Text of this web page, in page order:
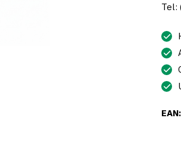
Tel:
EAN: